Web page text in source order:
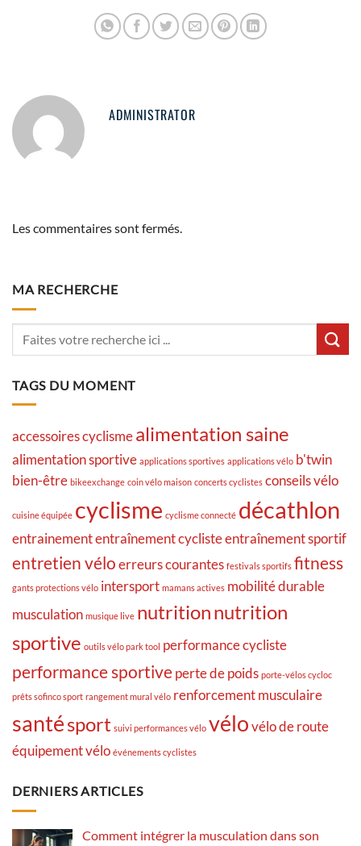
ADMINISTRATOR
Les commentaires sont fermés.
MA RECHERCHE
TAGS DU MOMENT
accessoires cyclismealimentation saine
alimentation sportive applications sportives applications vélo b'twin
bien-être bikeexchange coin vélo maison concerts cyclistes conseils vélo
cuisine équipée cyclisme cyclisme connecté décathlon
entrainemententraînement cyclisteentraînement sportif
entretien véloerreurs courantes festivals sportifs fitness
gants protections vélo intersport mamans actives mobilité durable
musculation musique live nutritionnutrition
sportive outils vélo park tool performance cycliste
performance sportiveperte de poids porte-vélos cycloc
prêts sofinco sport rangement mural vélo renforcement musculaire
santésport suivi performances vélo vélovélo de route
équipement vélo événements cyclistes
DERNIERS ARTICLES
Comment intégrer la musculation dans son